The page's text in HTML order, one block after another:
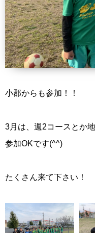
小郡からも参加！！
3月は、週2コースとか
参加OKです(^^)
たくさん来て下さい！